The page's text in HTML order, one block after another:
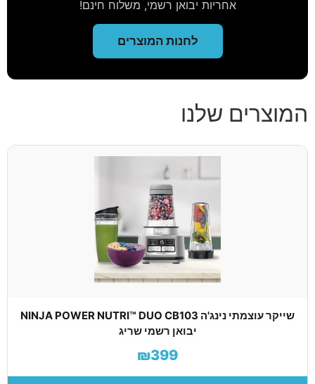
אחריות יבואן רשמי, משלוח חינם!
לחנות המוצרים
המוצרים שלנו
שייקר עוצמתי נינג'ה NINJA POWER NUTRI™ DUO CB103
יבואן רשמי שריג
₪399